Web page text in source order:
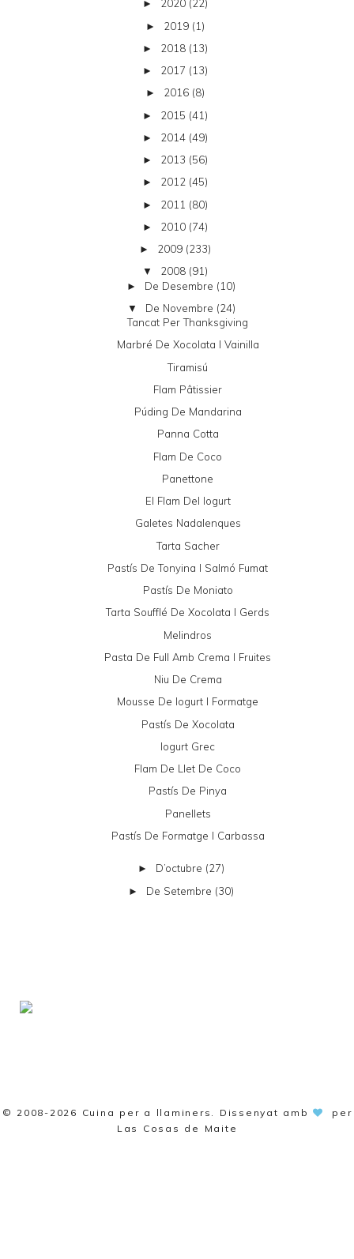
► 2020 (22)
► 2019 (1)
► 2018 (13)
► 2017 (13)
► 2016 (8)
► 2015 (41)
► 2014 (49)
► 2013 (56)
► 2012 (45)
► 2011 (80)
► 2010 (74)
► 2009 (233)
▼ 2008 (91)
► De Desembre (10)
▼ De Novembre (24)
Tancat Per Thanksgiving
Marbré De Xocolata I Vainilla
Tiramisú
Flam Pâtissier
Púding De Mandarina
Panna Cotta
Flam De Coco
Panettone
El Flam Del Iogurt
Galetes Nadalenques
Tarta Sacher
Pastís De Tonyina I Salmó Fumat
Pastís De Moniato
Tarta Soufflé De Xocolata I Gerds
Melindros
Pasta De Full Amb Crema I Fruites
Niu De Crema
Mousse De Iogurt I Formatge
Pastís De Xocolata
Iogurt Grec
Flam De Llet De Coco
Pastís De Pinya
Panellets
Pastís De Formatge I Carbassa
► D’octubre (27)
► De Setembre (30)
© 2008-2026 Cuina per a llaminers . Dissenyat amb
per
Las Cosas de Maite